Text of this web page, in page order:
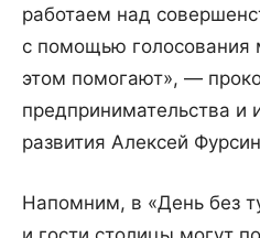
работаем над
с помощью голосования
этом помогают», —
предпринимательства и
развития Алексей
Напомним, в «День без